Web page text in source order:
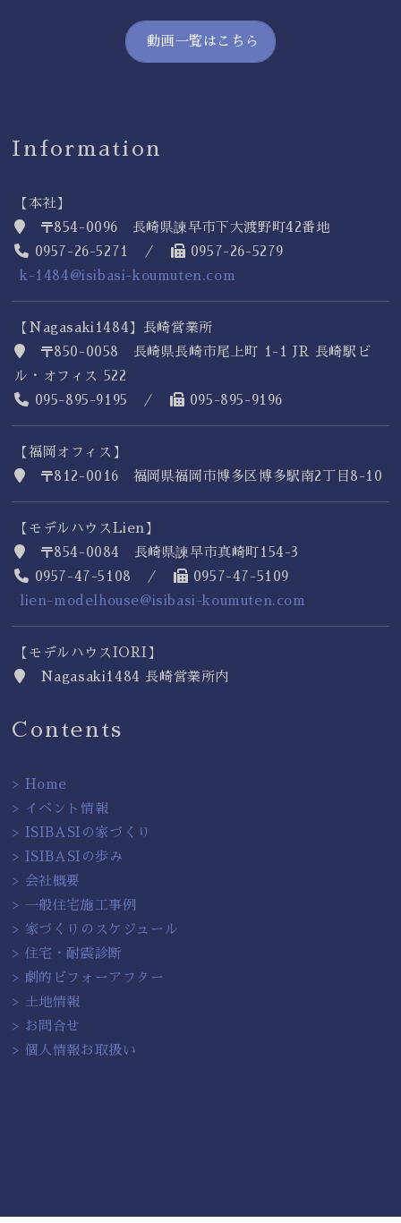
動画一覧はこちら
Information
【本社】
〒854-0096 長崎県諫早市下大渡野町42番地
0957-26-5271 ／
0957-26-5279
k-1484@isibasi-koumuten.com
【Nagasaki1484】長崎営業所
〒850-0058 長崎県長崎市尾上町 1-1 JR 長崎駅ビ
ル・オフィス 522
095-895-9195 ／
095-895-9196
【福岡オフィス】
〒812-0016 福岡県福岡市博多区博多駅南2丁目8-10
【モデルハウスLien】
〒854-0084 長崎県諫早市真崎町154-3
0957-47-5108 ／
0957-47-5109
lien-modelhouse@isibasi-koumuten.com
【モデルハウスIORI】
Nagasaki1484 長崎営業所内
Contents
> Home
> イベント情報
> ISIBASIの家づくり
> ISIBASIの歩み
> 会社概要
> 一般住宅施工事例
> 家づくりのスケジュール
> 住宅・耐震診断
> 劇的ビフォーアフター
> 土地情報
> お問合せ
> 個人情報お取扱い